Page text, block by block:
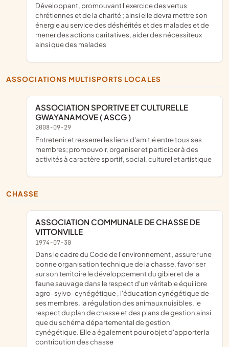
développant, promouvant l'exercice des vertus
chrétiennes et de la charité ; ainsi elle devra mettre son
énergie au service des déshérités et des malades et de
mener des actions caritatives, aider des nécessiteux
ainsi que des malades
ASSOCIATIONS MULTISPORTS LOCALES
ASSOCIATION SPORTIVE ET CULTURELLE
GWAYANAMOVE ( ASCG )
2008-09-29
entretenir et resserrer les liens d'amitié entre tous ses
membres; promouvoir, organiser et participer à des
activités à caractère sportif, social, culturel et artistique
CHASSE
ASSOCIATION COMMUNALE DE CHASSE DE
VITTONVILLE
1974-07-30
dans le cadre du Code de l'environnement , assurer une
bonne organisation technique de la chasse, favoriser
sur son territoire le développement du gibier et de la
faune sauvage dans le respect d'un véritable équilibre
agro-sylvo-cynégétique , l'éducation cynégétique de
ses membres, la régulation des animaux nuisibles, le
respect du plan de chasse et des plans de gestion ainsi
que du schéma départemental de gestion
cynégétique. Elle a également pour objet d'apporter la
contribution des chasse